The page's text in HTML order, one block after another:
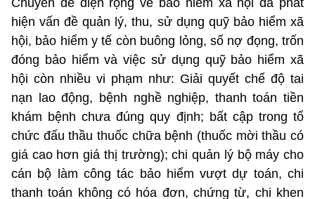
hiện vấn đề quản lý, thu, sử dụng quỹ bảo hiểm xã
hội, bảo hiểm y tế còn buông lỏng, số nợ đọng, trốn
đóng bảo hiểm và việc sử dụng quỹ bảo hiểm xã
hội còn nhiều vi phạm như: Giải quyết chế độ tai
nạn lao động, bệnh nghề nghiệp, thanh toán tiền
khám bệnh chưa đúng quy định; bất cập trong tổ
chức đấu thầu thuốc chữa bệnh (thuốc mời thầu có
giá cao hơn giá thị trường); chi quản lý bộ máy cho
cán bộ làm công tác bảo hiểm vượt dự toán, chi
thanh toán không có hóa đơn, chứng từ, chi khen